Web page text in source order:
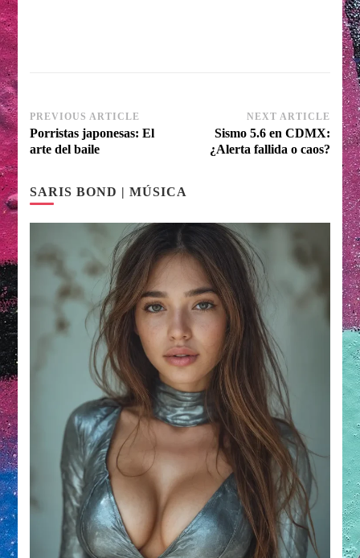
Post
Navigation
PREVIOUS ARTICLE
Porristas japonesas: El
arte del baile
NEXT ARTICLE
Sismo 5.6 en CDMX:
¿Alerta fallida o caos?
SARIS BOND | MÚSICA